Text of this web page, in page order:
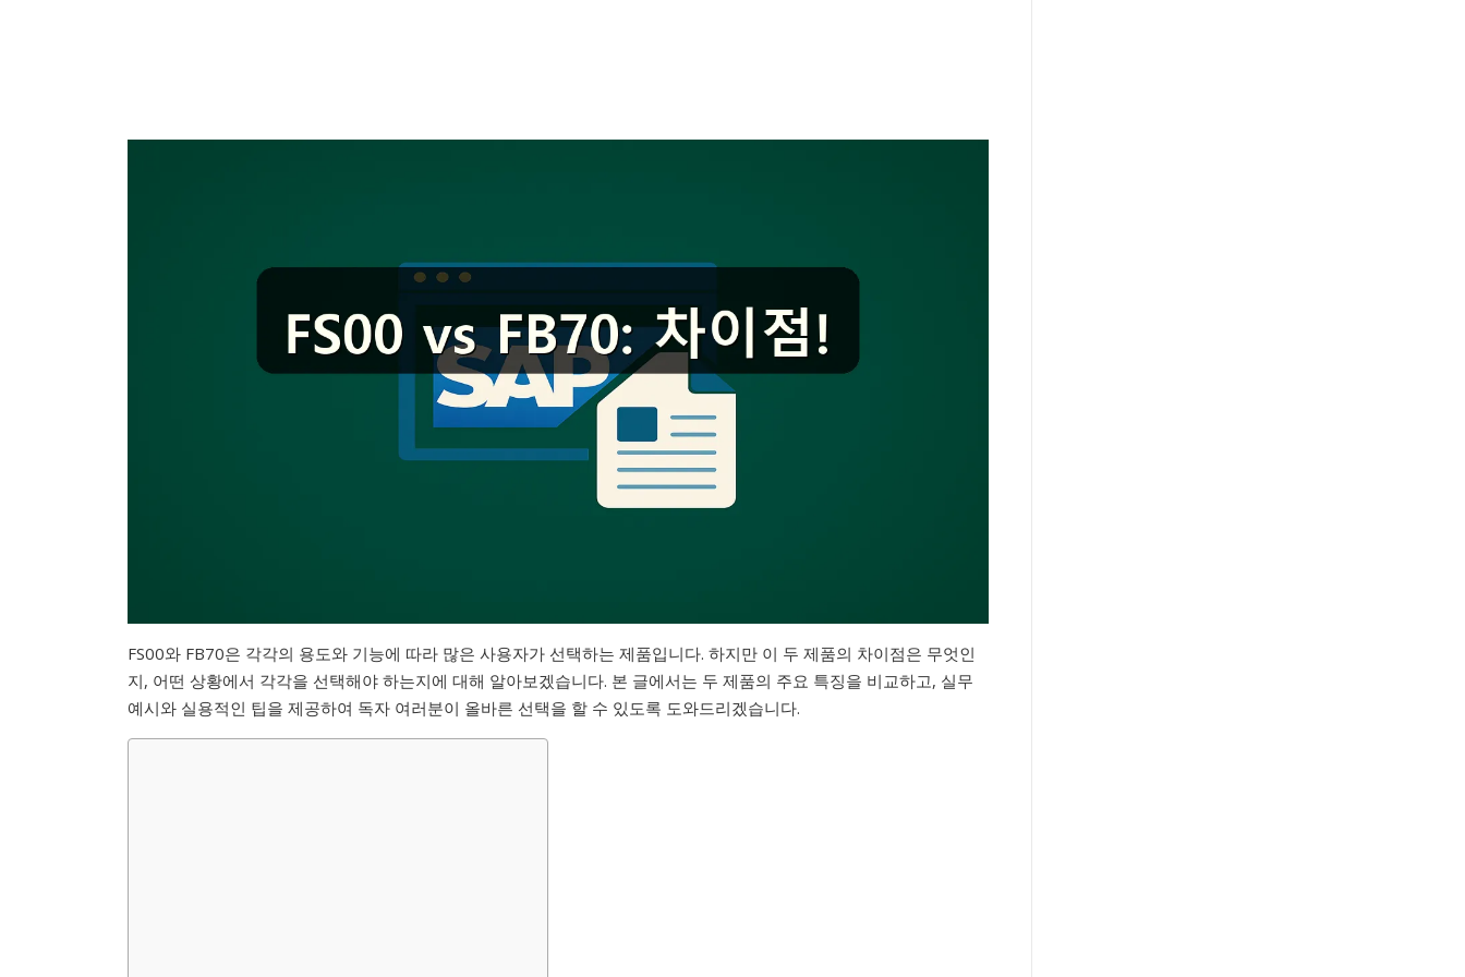
FS00와 FB70은 각각의 용도와 기능에 따라 많은 사용자가 선택하는 제품입니다. 하지만 이 두 제품의 차이점은 무엇인
지, 어떤 상황에서 각각을 선택해야 하는지에 대해 알아보겠습니다. 본 글에서는 두 제품의 주요 특징을 비교하고, 실무
예시와 실용적인 팁을 제공하여 독자 여러분이 올바른 선택을 할 수 있도록 도와드리겠습니다.